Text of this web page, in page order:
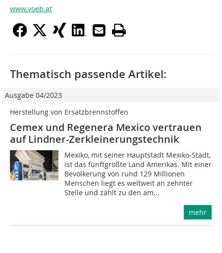
www.voeb.at
Thematisch passende Artikel:
Ausgabe 04/2023
Herstellung von Ersatzbrennstoffen
Cemex und Regenera Mexico vertrauen
auf Lindner-Zerkleinerungstechnik
Mexiko, mit seiner Hauptstadt Mexiko-Stadt,
ist das fünftgrößte Land Amerikas. Mit einer
Bevölkerung von rund 129 Millionen
Menschen liegt es weltweit an zehnter
Stelle und zählt zu den am...
mehr